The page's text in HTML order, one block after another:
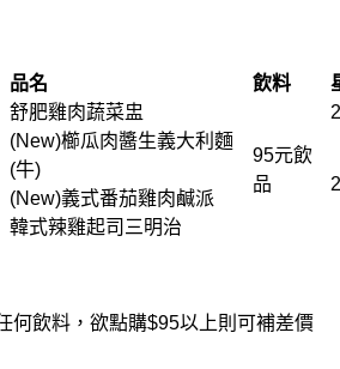
品名 飲料
舒肥雞肉蔬菜盅
95元飲
品
(New)櫛瓜肉醬生義大利麵
(牛)
(New)義式番茄雞肉鹹派
韓式辣雞起司三明治
何飲料，欲點購$95以上則可補差價